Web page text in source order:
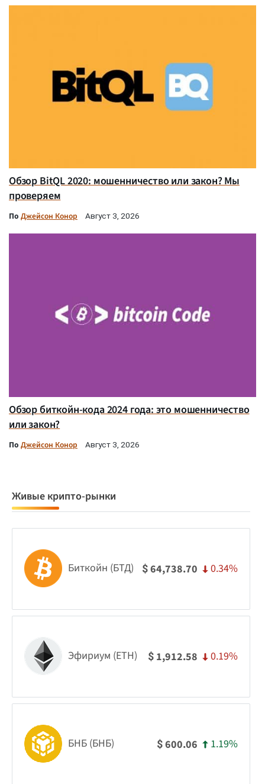
Обзор BitQL 2020: мошенничество или закон? Мы
проверяем
По Джейсон Конор Август 3, 2026
Обзор биткойн-кода 2024 года: это мошенничество
или закон?
По Джейсон Конор Август 3, 2026
Живые крипто-рынки
Биткойн (БТД) $64,738.70 0.34%
Эфириум (ETH) $ 1,912.58 0.19%
БНБ (БНБ) $600.06 1.19%